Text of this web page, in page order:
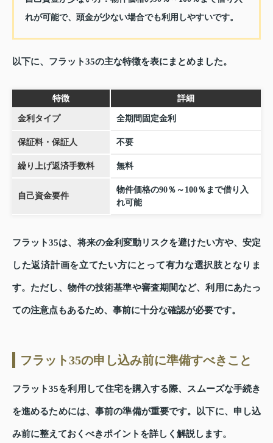
れが可能で、頭金が少ない場合でも利用しやすいです。
以下に、フラット35の主な特徴を表にまとめました。
特徴 詳細
金利タイプ 全期間固定金利
保証料・保証人 不要
繰り上げ返済手数料 無料
自己資金要件
物件価格の90％～100％まで借り入
れ可能
フラット35は、将来の金利変動リスクを避けたい方や、安定
した返済計画を立てたい方にとって有力な選択肢となりま
す。ただし、物件の技術基準や審査期間など、利用にあたっ
ての注意点もあるため、事前に十分な確認が必要です。
フラット35の申し込み前に準備すべきこと
フラット35を利用して住宅を購入する際、スムーズな手続き
を進めるためには、事前の準備が重要です。以下に、申し込
み前に整えておくべきポイントを詳しく解説します。